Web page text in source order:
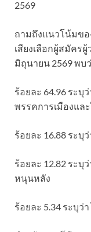
2569
ถามถึงแนวโน้มข
เสียงเลือกผู้สมัคร
มิถุนายน 2569 พบ
ร้อยละ 64.96 ระบุ
พรรคการเมืองแล
ร้อยละ 16.88 ระบุ
ร้อยละ 12.82 ระบุ
หนุนหลัง
ร้อยละ 5.34 ระบุว่